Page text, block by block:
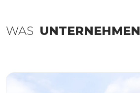
WAS UNTERNEHMEN